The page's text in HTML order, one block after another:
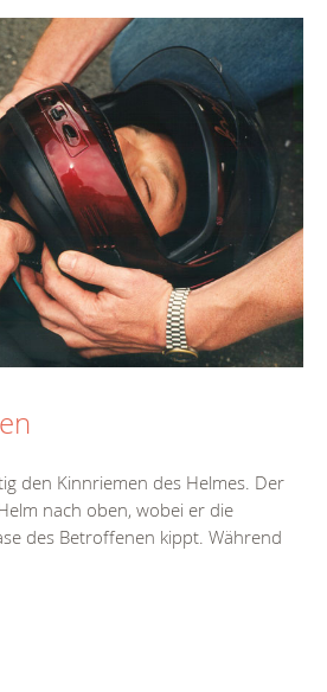
den Kinnriemen des Helmes. Der
nach oben, wobei er die
des Betroffenen kippt. Während